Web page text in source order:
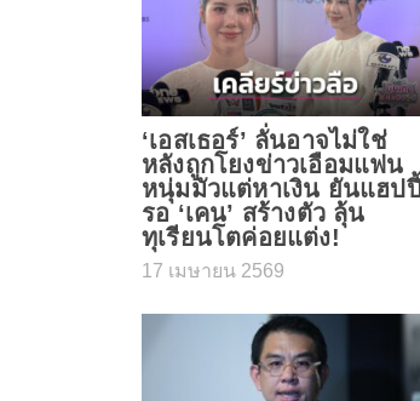
‘เอสเธอร์’ ลั่นอาจไม่ใช่
หลังถูกโยงข่าวเอือมแฟน
หนุ่มมัวแต่หาเงิน ยันแฮปปี้
รอ ‘เคน’ สร้างตัว ลุ้น
ทุเรียนโตค่อยแต่ง!
17 เมษายน 2569